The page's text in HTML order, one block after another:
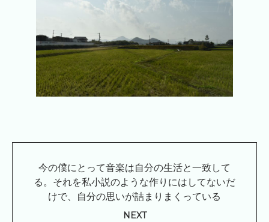
今の僕にとって音楽は自分の生活と一致して
る。それを私小説のような作りにはしてないだ
けで、自分の思いが詰まりまくっている
NEXT